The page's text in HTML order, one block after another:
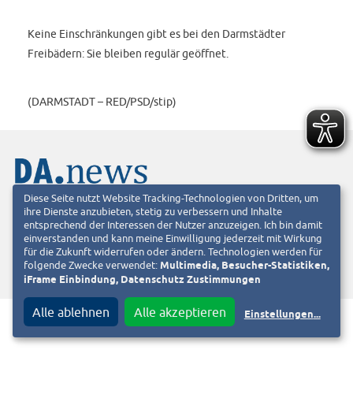
Keine Einschränkungen gibt es bei den Darmstädter
Freibädern: Sie bleiben regulär geöffnet.
(DARMSTADT – RED/PSD/stip)
DA.news stellt diesen Artikel in 12 Sprachen zur Verfügung.
Entdecken Sie hier die internationale Version:
ZU DA.NEWS WECHSELN
Diese Seite nutzt Website Tracking-Technologien von Dritten, um
ihre Dienste anzubieten, stetig zu verbessern und Inhalte
entsprechend der Interessen der Nutzer anzuzeigen. Ich bin damit
einverstanden und kann meine Einwilligung jederzeit mit Wirkung
für die Zukunft widerrufen oder ändern. Technologien werden für
folgende Zwecke verwendet: Multimedia, Besucher-Statistiken,
iFrame Einbindung, Datenschutz Zustimmungen
Alle ablehnen Alle akzeptieren Einstellungen...